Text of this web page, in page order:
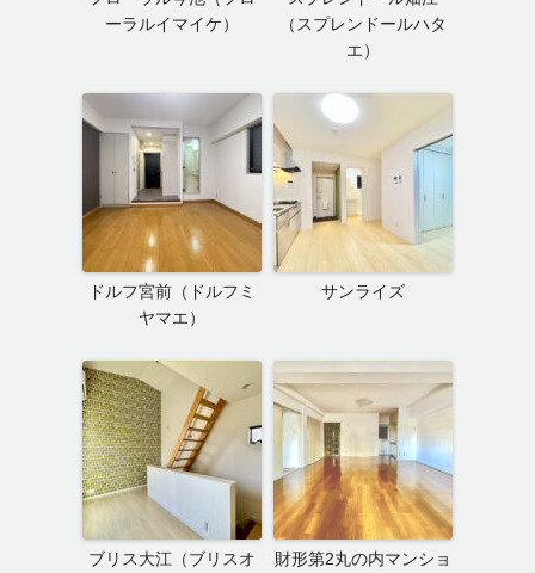
ーラルイマイケ）
（スプレンドールハタ
エ）
ドルフ宮前（ドルフミ
ヤマエ）
サンライズ
ブリス大江（ブリスオ
財形第2丸の内マンショ